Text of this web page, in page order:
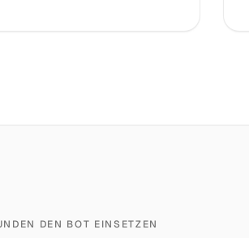
DEN BOT EINSETZEN